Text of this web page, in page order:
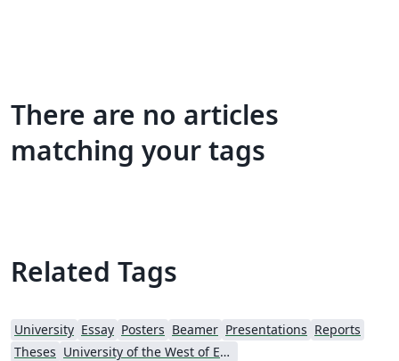
There are no articles
matching your tags
Related Tags
University Essay Posters Beamer Presentations Reports
Theses
University of the West of England Bristol